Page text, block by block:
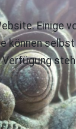
Einige
können